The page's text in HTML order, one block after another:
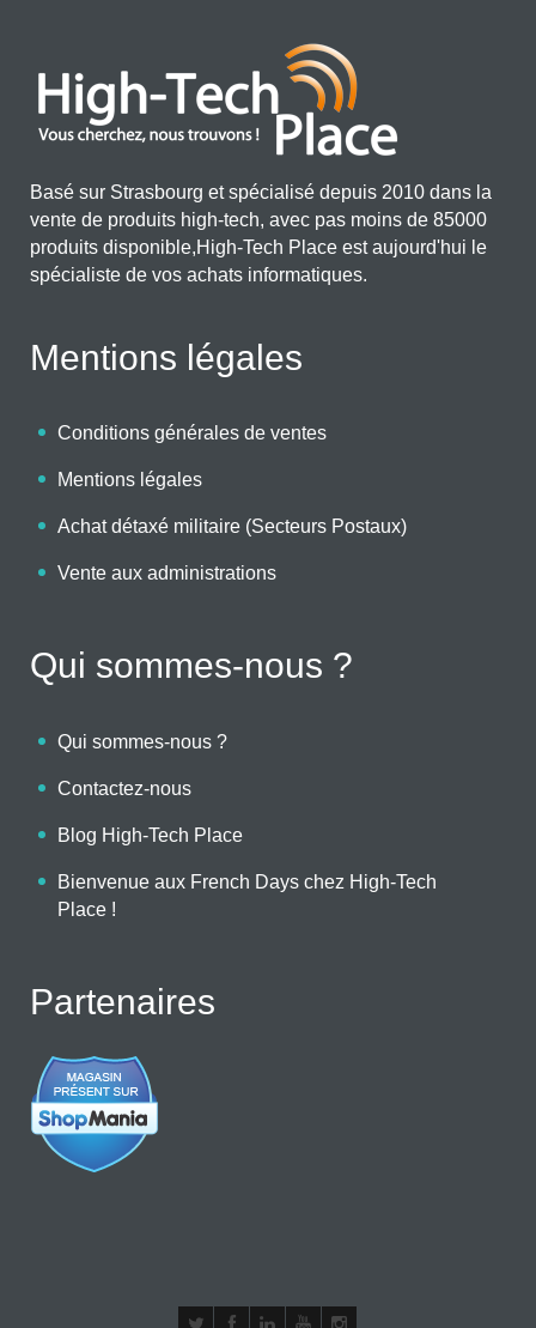
Basé sur Strasbourg et spécialisé depuis 2010 dans la
vente de produits high-tech, avec pas moins de 85000
produits disponible,High-Tech Place est aujourd'hui le
spécialiste de vos achats informatiques.
Mentions légales
Conditions générales de ventes
Mentions légales
Achat détaxé militaire (Secteurs Postaux)
Vente aux administrations
Qui sommes-nous ?
Qui sommes-nous ?
Contactez-nous
Blog High-Tech Place
Bienvenue aux French Days chez High-Tech
Place !
Partenaires